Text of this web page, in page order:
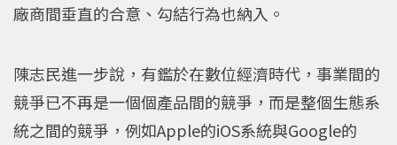
廠商間垂直的合意、勾結行為也納入。
陳志民進一步說，有鑑於在數位經濟時代，事業間的
競爭已不再是一個個產品間的競爭，而是整個生態系
統之間的競爭，例如Apple的iOS系統與Google的